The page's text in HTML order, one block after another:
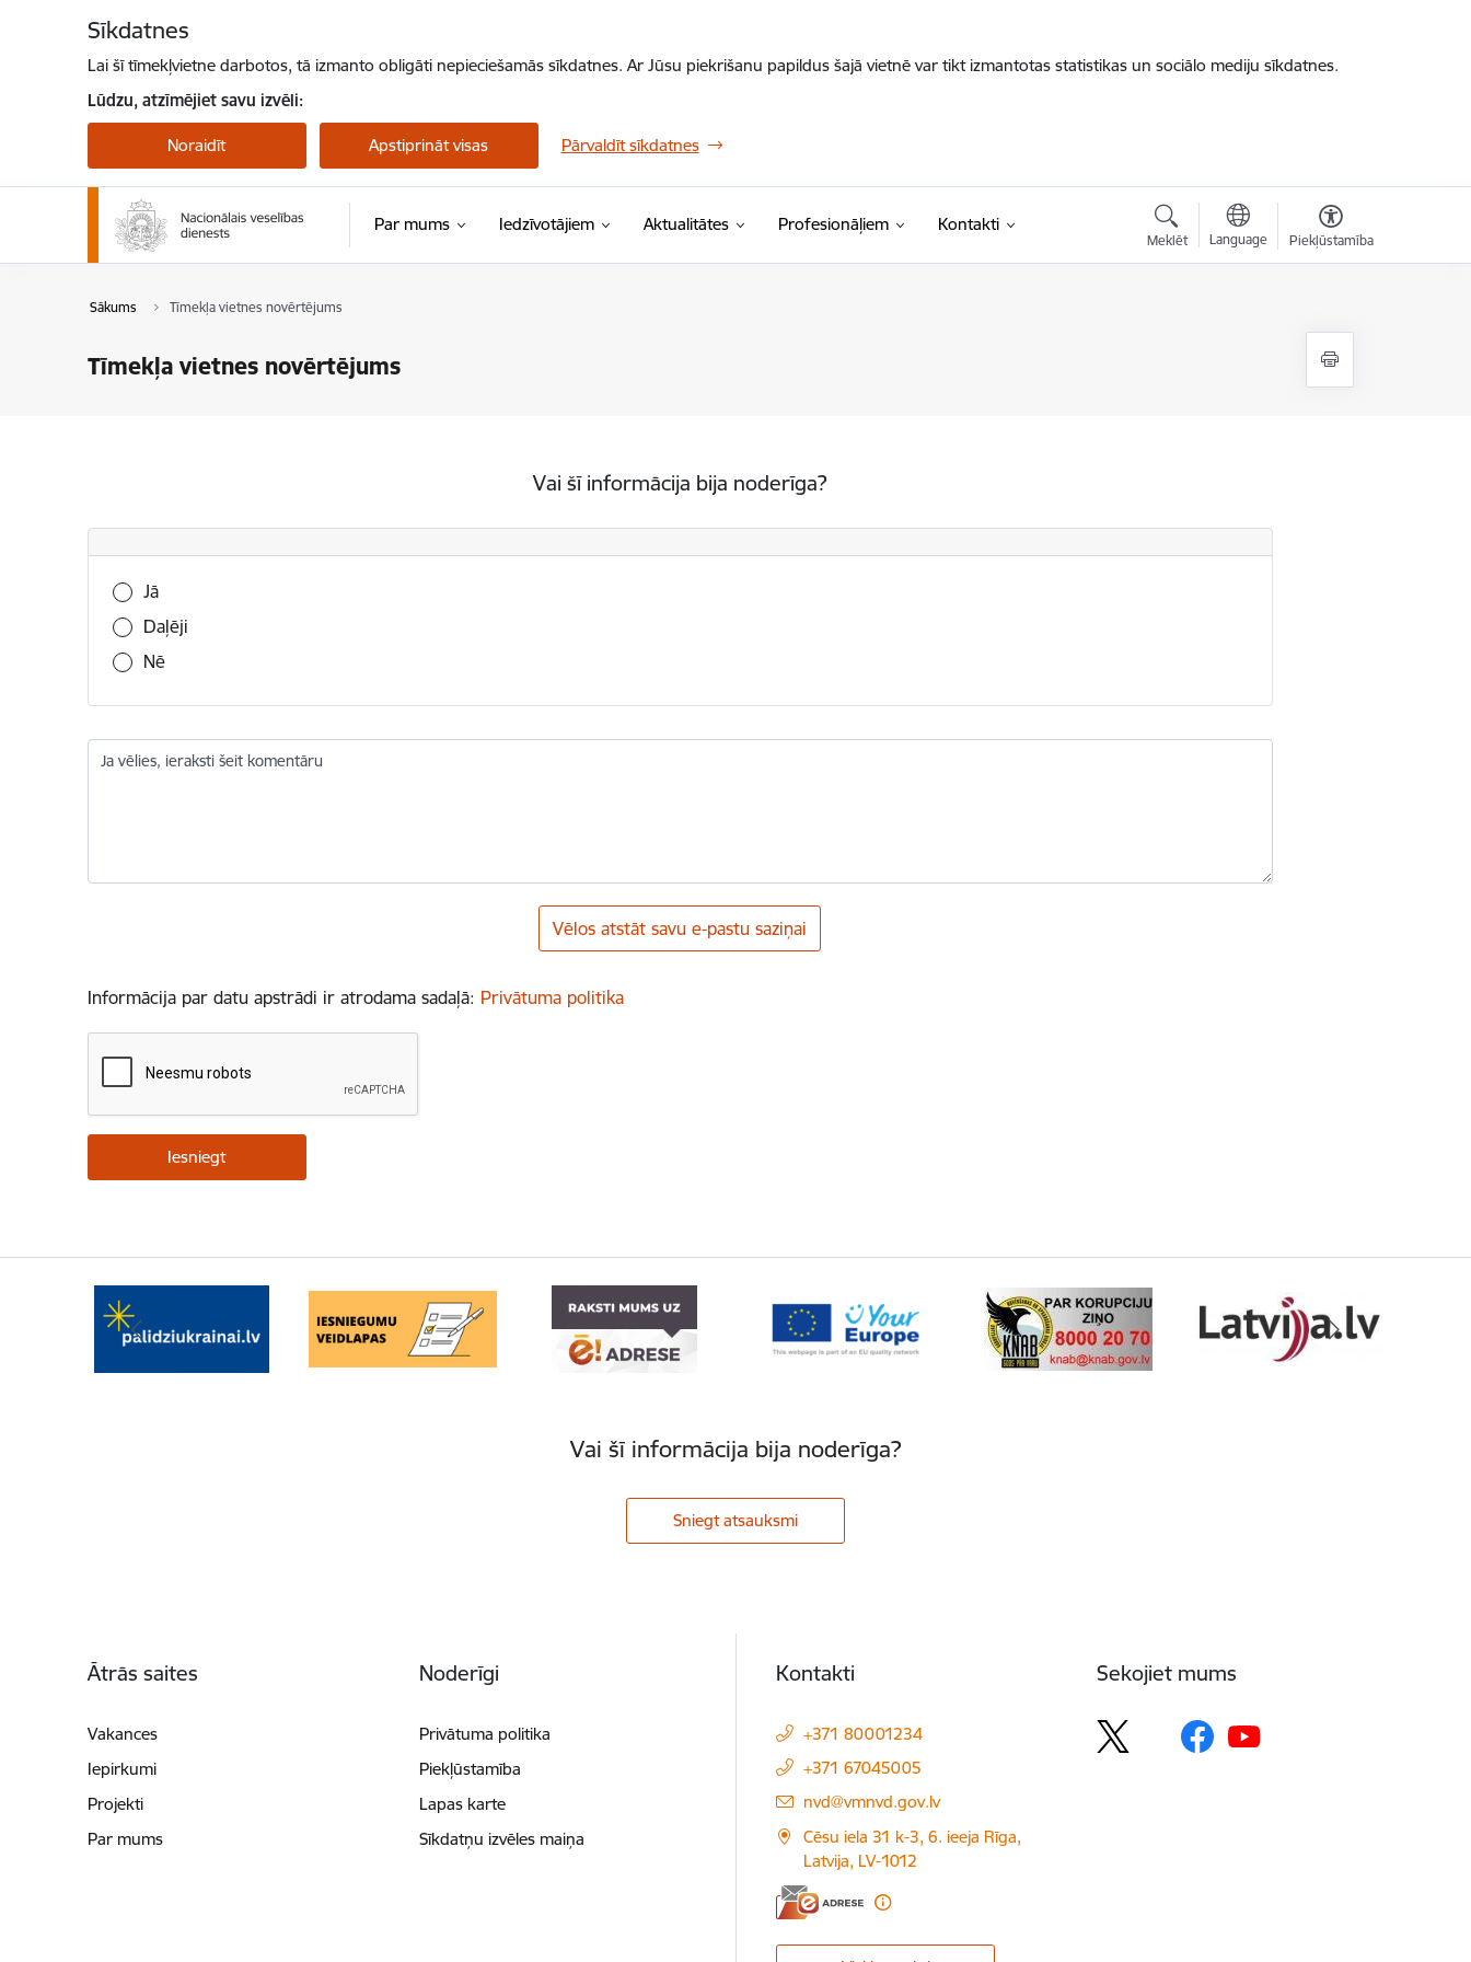
Sīkdatnes
Lai šī tīmekļvietne darbotos, tā izmanto obligāti nepieciešamās sīkdatnes. Ar Jūsu piekrišanu papildus šajā vietnē var tikt izmantotas statistikas un sociālo mediju sīkdatnes.
Lūdzu, atzīmējiet savu izvēli:
Noraidīt Apstiprināt visas Pārvaldīt sīkdatnes
Par mums Iedzīvotājiem Aktualitātes Profesionāļiem Kontakti
Meklēt Language Piekļūstamība
Sākums Tīmekļa vietnes novērtējums
Tīmekļa vietnes novērtējums
Vai šī informācija bija noderīga?
Vai šī informācija bija noderīga?
Jā
Daļēji
Nē
Ja vēlies, ieraksti šeit komentāru
Vēlos atstāt savu e-pastu saziņai
Informācija par datu apstrādi ir atrodama sadaļā: Privātuma politika
Vai šī informācija bija noderīga?
Sniegt atsauksmi
Ātrās saites
Vakances
Iepirkumi
Projekti
Par mums
Noderīgi
Privātuma politika
Piekļūstamība
Lapas karte
Sīkdatņu izvēles maiņa
Kontakti
+371 80001234
+371 67045005
E-pasts:
nvd@vmnvd.gov.lv
Cēsu iela 31 k-3, 6. ieeja Rīga,
Latvija, LV-1012
Sekojiet mums